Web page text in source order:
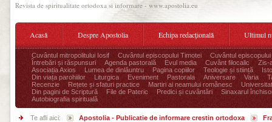
Revista de spiritualitate ortodoxa si informare - www.apostolia.eu
Acasă Despre Apostolia Echipa redacțională Ultimul
Cuvântul mitropolitului Iosif Cuvântul episcopului Timotei
Cuvântul episcopului
Întrebări și răspunsuri
Agenda pastorală Evul media Cuvânt filocalic
Zis-
Asociația Axios
Lumea de dinlăuntru Pagina copiilor Teologie și stiință
Din viața parohiilor
Liturgica Eveniment Pastorala Aniversare Varia
Recenzie
Rețete și sfaturi practice Martiri ai neamului românesc
Din pagini de Scriptură
File de Pateric Predici și cuvântări
Sinaxarul
Autobiografia spirituală
Te afli aici: Apostolia - Publicatie de informare crestin ortodoxa